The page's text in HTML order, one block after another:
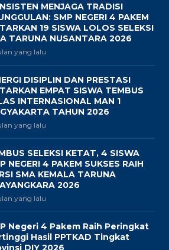
MENJAGA TRADISI
SMP NEGERI 4 PAKEM
19 SISWA LOLOS SELEKSI
TARUNA NUSANTARA 2026
yang lalu
DISIPLIN DAN PRESTASI
EMPAT SISWA TEMBUS
INTERNASIONAL MAN 1
TAHUN 2026
yang lalu
SELEKSI KETAT, 4 SISWA
NEGERI 4 PAKEM SUKSES RAIH
SMA KEMALA TARUNA
2026
yang lalu
Negeri 4 Pakem Raih Peringkat
Hasil PPTKAD Tingkat
DIY 2026